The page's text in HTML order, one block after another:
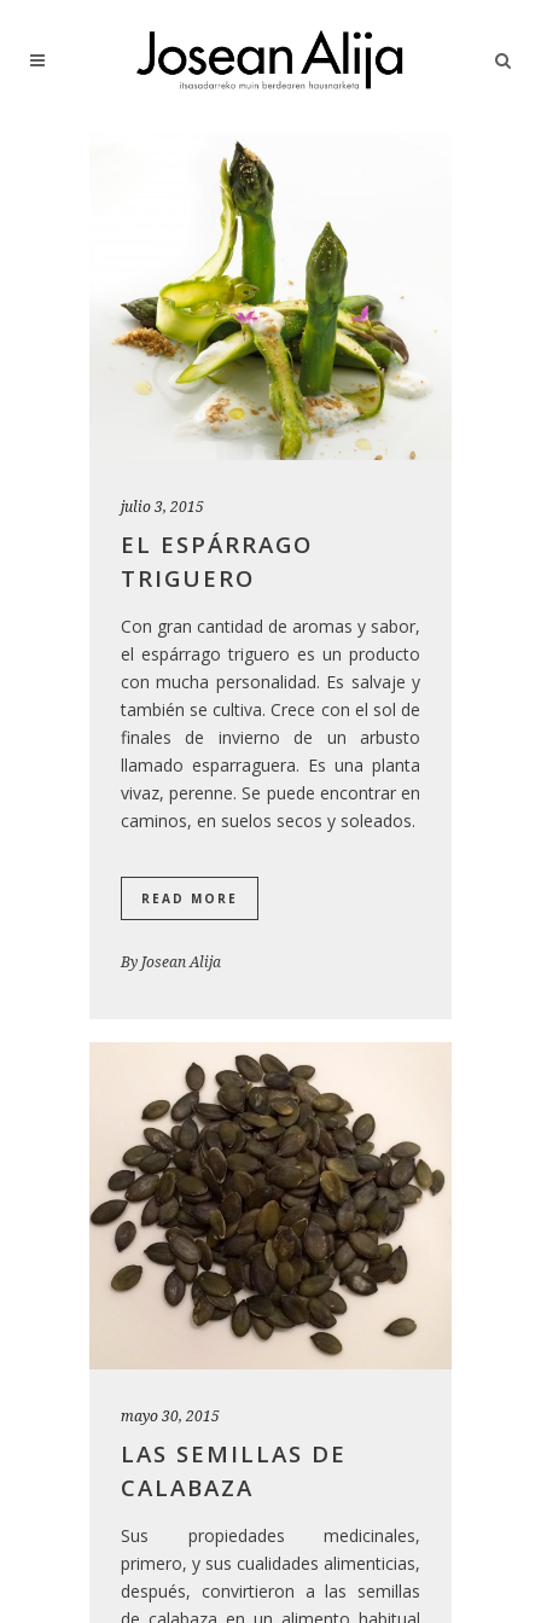
julio 3, 2015
EL ESPÁRRAGO
TRIGUERO
Con gran cantidad de aromas y sabor,
el espárrago triguero es un producto
con mucha personalidad. Es salvaje y
también se cultiva. Crece con el sol de
finales de invierno de un arbusto
llamado esparraguera. Es una planta
vivaz, perenne. Se puede encontrar en
caminos, en suelos secos y soleados.
READ MORE
By Josean Alija
mayo 30, 2015
LAS SEMILLAS DE
CALABAZA
Sus propiedades medicinales,
primero, y sus cualidades alimenticias,
después, convirtieron a las semillas